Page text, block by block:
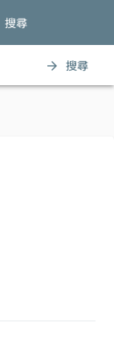
搜尋
arrow_forward 搜尋